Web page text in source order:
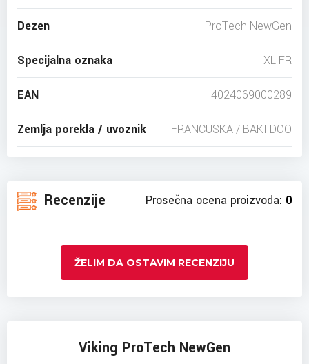
Dezen ProTech NewGen
Specijalna oznaka XL FR
EAN 4024069000289
Zemlja porekla / uvoznik FRANCUSKA / BAKI DOO
Recenzije Prosečna ocena proizvoda: 0
ŽELIM DA OSTAVIM RECENZIJU
Viking ProTech NewGen